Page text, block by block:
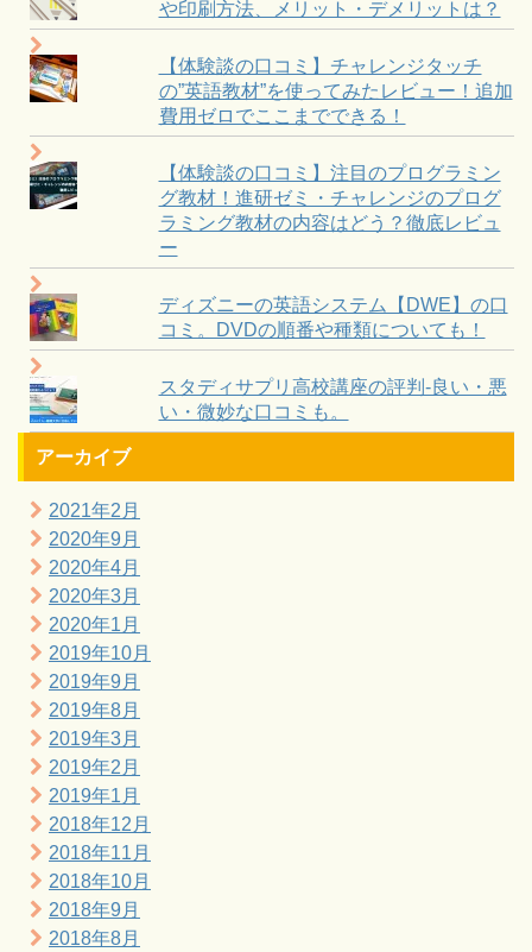
や印刷方法、メリット・デメリットは？
【体験談の口コミ】チャレンジタッチ
の”英語教材”を使ってみたレビュー！追加
費用ゼロでここまでできる！
【体験談の口コミ】注目のプログラミン
グ教材！進研ゼミ・チャレンジのプログ
ラミング教材の内容はどう？徹底レビュ
ー
ディズニーの英語システム【DWE】の口
コミ。DVDの順番や種類についても！
スタディサプリ高校講座の評判-良い・悪
い・微妙な口コミも。
アーカイブ
2021年2月
2020年9月
2020年4月
2020年3月
2020年1月
2019年10月
2019年9月
2019年8月
2019年3月
2019年2月
2019年1月
2018年12月
2018年11月
2018年10月
2018年9月
2018年8月